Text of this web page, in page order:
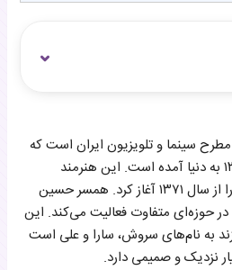
سینما و تلویزیون ایران است که
در تاریخ شانزدهم دی‌ماه ۱۳۴۶ به دنیا آمده است. این هنرمند
برجسته، زندگی مشترک خود را از سال ۱۳۷۱ آغاز کرد. همسر حسین
حوزه‌ای متفاوت فعالیت می‌کند. این
به نام‌های سروش، سارا و علی است
نزدیک و صمیمی دارد.